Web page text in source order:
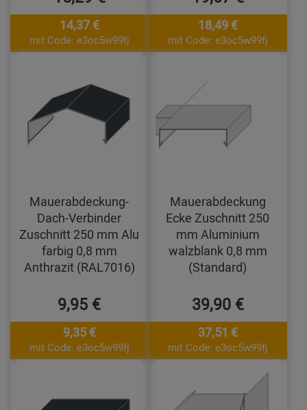
14,37 €
mit Code: e3oc5w99fj
18,49 €
mit Code: e3oc5w99fj
Mauerabdeckung-
Dach-Verbinder
Zuschnitt 250 mm Alu
farbig 0,8 mm
Anthrazit (RAL7016)
9,95 €
9,35 €
mit Code: e3oc5w99fj
Mauerabdeckung
Ecke Zuschnitt 250
mm Aluminium
walzblank 0,8 mm
(Standard)
39,90 €
37,51 €
mit Code: e3oc5w99fj